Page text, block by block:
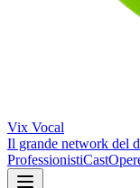
Vix Vocal
Il grande network del
ProfessionistiCast